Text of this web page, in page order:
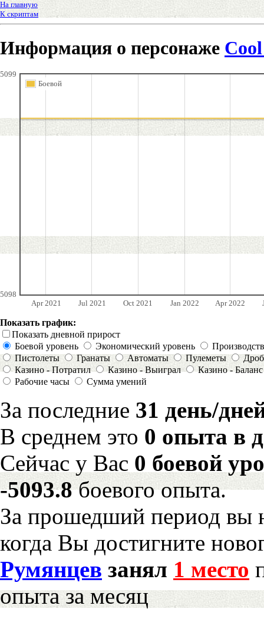
На главную
К скриптам
Информация о персонаже
Apr 2021 Jul 2021 Oct 2021 Jan 2022 Apr 2022
5098
5099
Боевой
Показать график:
Показать дневной прирост
Боевой уровень
Экономический уровень
Пистолеты
Гранаты Автоматы Пулеметы
Казино - Потратил
Казино - Выиграл
Казино - Баланс
Рабочие часы
Сумма умений
За последние 31 день/
В среднем это 0 опыта в
Сейчас у Вас 0 боевой
-5093.8боевого опыта.
За прошедший период вы
когда Вы достигните
Румянцев занял 1 место
опыта за месяц